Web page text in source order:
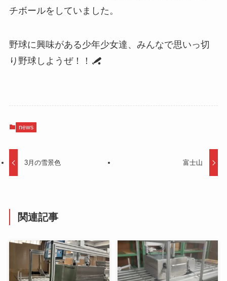
チボールをしていました。
野球に興味がある少年少女達、みんなで思いっ切
り野球しようぜ！！
news
3月の雪景色 富士山
関連記事